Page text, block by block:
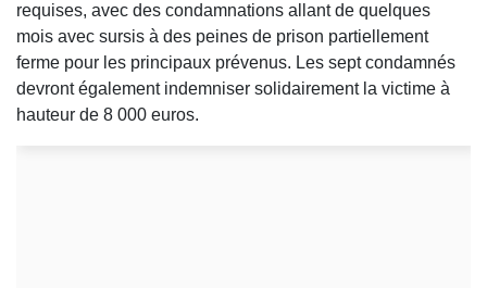
requises, avec des condamnations allant de quelques
mois avec sursis à des peines de prison partiellement
ferme pour les principaux prévenus. Les sept condamnés
devront également indemniser solidairement la victime à
hauteur de 8 000 euros.